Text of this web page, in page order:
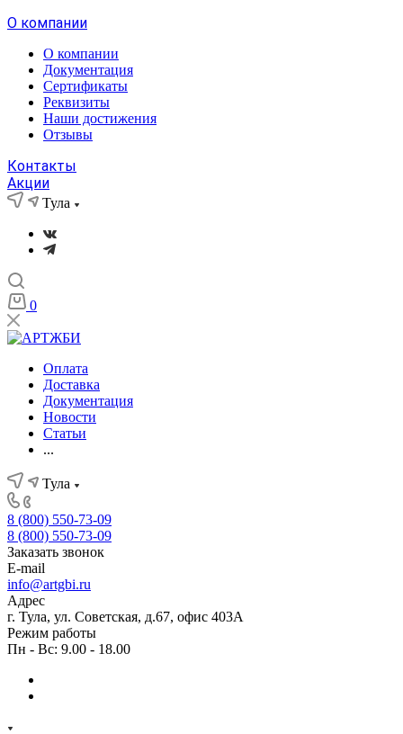
О компании
О компании
Документация
Сертификаты
Реквизиты
Наши достижения
Отзывы
Контакты
Акции
Тула
0
Оплата
Доставка
Документация
Новости
Статьи
...
Тула
8 (800) 550-73-09
8 (800) 550-73-09
Заказать звонок
E-mail
info@artgbi.ru
Адрес
г. Тула, ул. Советская, д.67, офис 403А
Режим работы
Пн - Вс: 9.00 - 18.00